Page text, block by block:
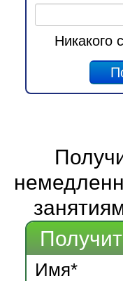
Никакого
Имя*